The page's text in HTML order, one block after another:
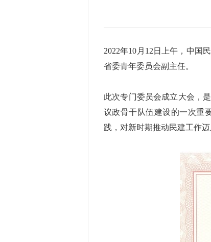
2022年10月12日上午，中国
省委青年委员会副主任。
此次专门委员会成立大会，
议政骨干队伍建设的一次重
践，对新时期推动民建工作